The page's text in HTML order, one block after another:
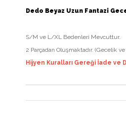
Dedo Beyaz Uzun Fantazi
S/M ve L/XL Bedenleri Mevcuttur.
2 Parçadan Oluşmaktadır. (Gecelik
Hijyen Kuralları Gereği İade ve